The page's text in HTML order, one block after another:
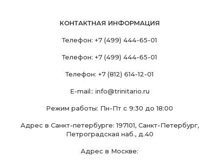
КОНТАКТНАЯ ИНФОРМАЦИЯ
Телефон: +7 (499) 444-65-01
Телефон: +7 (499) 444-65-01
Телефон: +7 (812) 614-12-01
E-mail:: info@trinitario.ru
Режим работы: Пн-Пт с 9:30 до 18:00
Адрес в Санкт-петербурге: 197101, Санкт-Петербург,
Петроградская наб., д.40
Адрес в Москве: